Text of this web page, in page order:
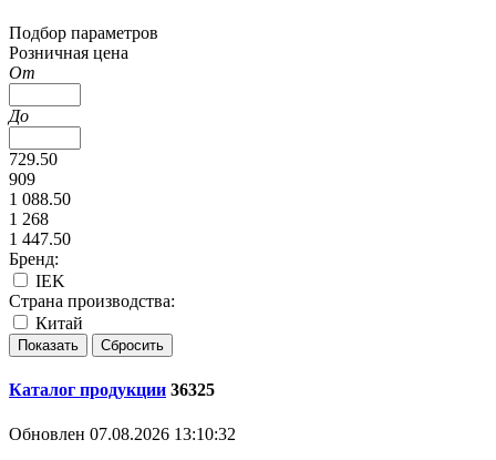
Подбор параметров
Розничная цена
От
До
729.50
909
1 088.50
1 268
1 447.50
Бренд:
IEK
Страна производства:
Китай
Каталог продукции 36325
Обновлен 07.08.2026 13:10:32